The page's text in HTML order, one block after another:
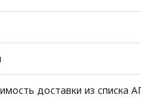
доставки из списка